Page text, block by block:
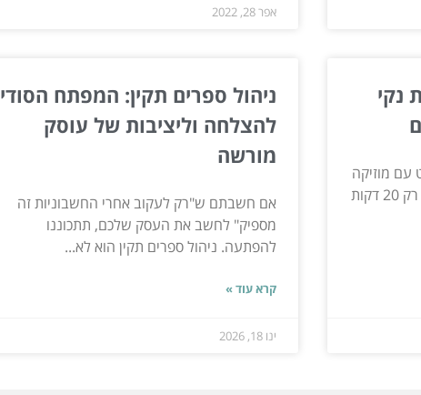
אפר 28, 2022
נקי
עם מוזיקה
בפול ועם הבטחות לעצמכם שזה ייקח רק 20 דקות
ניהול ספרים תקין: המפתח הסודי
להצלחה וליציבות של עוסק
מורשה
אם חשבתם ש"רק לעקוב אחרי החשבוניות זה
מספיק" לחשב את העסק שלכם, תתכוננו
להפתעה. ניהול ספרים תקין הוא לא...
קרא עוד »
ינו 18, 2026